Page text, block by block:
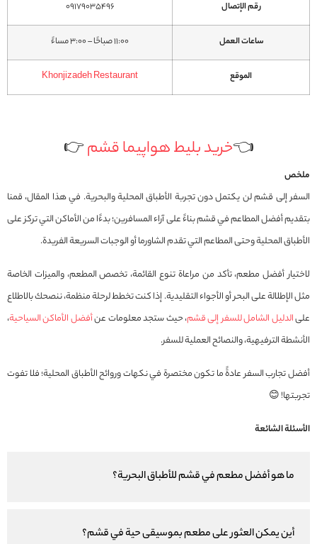
رقم الإتصال 09179035496
ساعات العمل 11:00 صباحًا – 3:00 مساءً
الموقع Khonjizadeh Restaurant
👈خرید بلیط هواپیما قشم👉
ملخص
السفر إلى قشم لن يكتمل دون تجربة الأطباق المحلية والبحرية. في هذا المقال، قمنا
بتقديم أفضل المطاعم في قشم بناءً على آراء المسافرين؛ بدءًا من الأماكن التي تركز على
الأطباق المحلية وحتى المطاعم التي تقدم الشاورما أو الوجبات السريعة الفريدة.
لاختيار أفضل مطعم، تأكد من مراعاة تنوع القائمة، تخصص المطعم، والميزات الخاصة
مثل الإطلالة على البحر أو الأجواء التقليدية. إذا كنت تخطط لرحلة منظمة، ننصحك بالاطلاع
علىالدليل الشامل للسفر إلى قشم، حيث ستجد معلومات عنأفضل الأماكن السياحية،
الأنشطة الترفيهية، والنصائح العملية للسفر.
أفضل تجارب السفر عادةً ما تكون مختصرة في نكهات وروائح الأطباق المحلية؛ فلا تفوت
تجربتها! 😊
الأسئلة الشائعة
ما هو أفضل مطعم في قشم للأطباق البحرية؟
أين يمكن العثور على مطعم بموسيقى حية في قشم؟